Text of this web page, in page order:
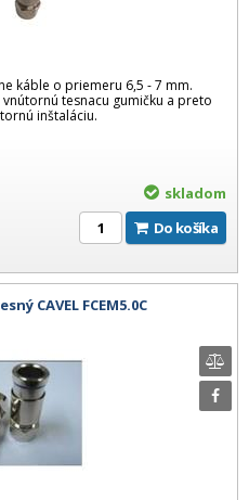
káble o priemeru 6,5 - 7 mm.
tesnacu gumičku a preto
inštaláciu.
skladom
Do košíka
CAVEL FCEM5.0C